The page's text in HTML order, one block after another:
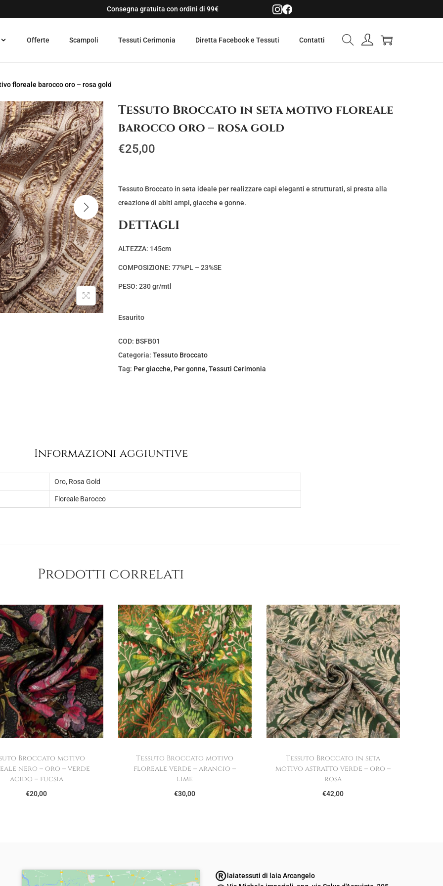
Consegna gratuita con ordini di 99€
Offerte Scampoli Tessuti Cerimonia Diretta Facebook e Tessuti Contatti
floreale barocco oro – rosa gold
Tessuto Broccato in seta motivo floreale
barocco oro – rosa gold
€25,00
Tessuto Broccato in seta ideale per realizzare capi eleganti e strutturati, si presta alla
creazione di abiti ampi, giacche e gonne.
DETTAGLI
ALTEZZA: 145cm
COMPOSIZIONE: 77%PL – 23%SE
PESO: 230 gr/mtl
Esaurito
COD: BSFB01
Categoria: Tessuto Broccato
Tag: Per giacche, Per gonne,Tessuti Cerimonia
Informazioni aggiuntive
Oro, Rosa Gold
Floreale Barocco
Prodotti correlati
Broccato motivo
nero – oro – verde
acido – fucsia
€20,00
Tessuto Broccato motivo
floreale verde – arancio –
lime
€30,00
Tessuto Broccato in seta
motivo astratto verde – oro –
rosa
€42,00
laiatessuti di laia Arcangelo